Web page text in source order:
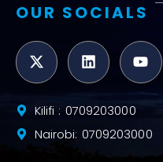
OUR SOCIALS
Kilifi : 0709203000
Nairobi: 0709203000